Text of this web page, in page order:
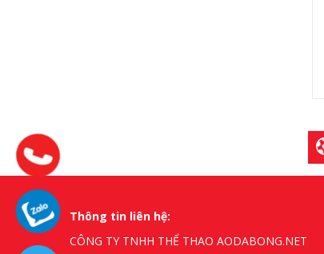
Thông tin liên hệ:
CÔNG TY TNHH THỂ THAO AODABONG.NET